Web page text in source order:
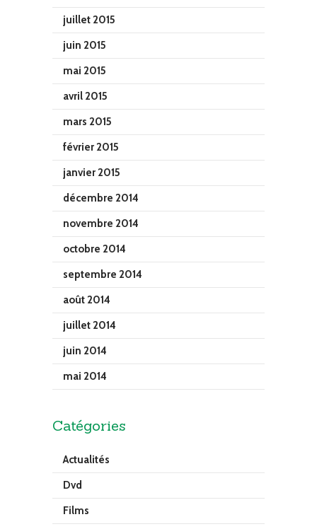
juillet 2015
juin 2015
mai 2015
avril 2015
mars 2015
février 2015
janvier 2015
décembre 2014
novembre 2014
octobre 2014
septembre 2014
août 2014
juillet 2014
juin 2014
mai 2014
Catégories
Actualités
Dvd
Films